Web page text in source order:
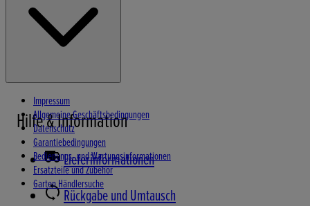
Schneefräsen
Impressum
Allgemeine Geschäftsbedingungen
Datenschutz
Garantiebedingungen
Bedienungs- und Wartungsinformationen
Ersatzteile und Zubehör
Garten Händlersuche
Hilfe & Information
Lieferinformationen
Rückgabe und Umtausch